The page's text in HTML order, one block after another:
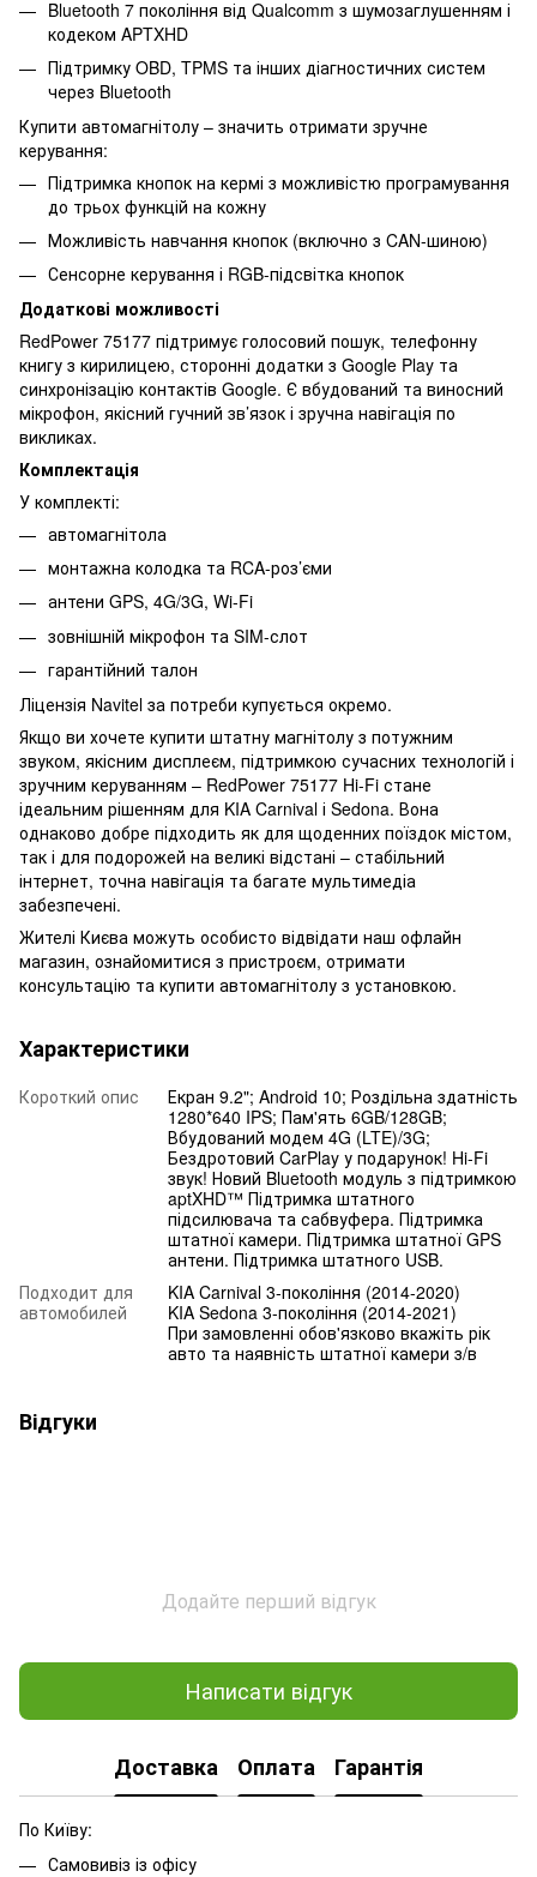
Bluetooth 7 покоління від Qualcomm з шумозаглушенням і
кодеком APTXHD
Підтримку OBD, TPMS та інших діагностичних систем
через Bluetooth
Купити автомагнітолу – значить отримати зручне
керування:
Підтримка кнопок на кермі з можливістю програмування
до трьох функцій на кожну
Можливість навчання кнопок (включно з CAN-шиною)
Сенсорне керування і RGB-підсвітка кнопок
Додаткові можливості
RedPower 75177 підтримує голосовий пошук, телефонну
книгу з кирилицею, сторонні додатки з Google Play та
синхронізацію контактів Google. Є вбудований та виносний
мікрофон, якісний гучний зв’язок і зручна навігація по
викликах.
Комплектація
У комплекті:
автомагнітола
монтажна колодка та RCA-роз’єми
антени GPS, 4G/3G, Wi-Fi
зовнішній мікрофон та SIM-слот
гарантійний талон
Ліцензія Navitel за потреби купується окремо.
Якщо ви хочете купити штатну магнітолу з потужним
звуком, якісним дисплеєм, підтримкою сучасних технологій і
зручним керуванням – RedPower 75177 Hi-Fi стане
ідеальним рішенням для KIA Carnival і Sedona. Вона
однаково добре підходить як для щоденних поїздок містом,
так і для подорожей на великі відстані – стабільний
інтернет, точна навігація та багате мультимедіа
забезпечені.
Жителі Києва можуть особисто відвідати наш офлайн
магазин, ознайомитися з пристроєм, отримати
консультацію та купити автомагнітолу з установкою.
Характеристики
Короткий опис
Екран 9.2"; Android 10; Роздільна здатність
1280*640 IPS; Пам'ять 6GB/128GB;
Вбудований модем 4G (LTE)/3G;
Бездротовий CarPlay у подарунок! Hi-Fi
звук! Новий Bluetooth модуль з підтримкою
aptXHD™ Підтримка штатного
підсилювача та сабвуфера. Підтримка
штатної камери. Підтримка штатної GPS
антени. Підтримка штатного USB.
Подходит для
автомобилей
KIA Carnival 3-покоління (2014-2020)
KIA Sedona 3-покоління (2014-2021)
При замовленні обов'язково вкажіть рік
авто та наявність штатної камери з/в
Відгуки
Додайте перший відгук
Написати відгук
Доставка Оплата Гарантія
По Київу:
Самовивіз із офісу